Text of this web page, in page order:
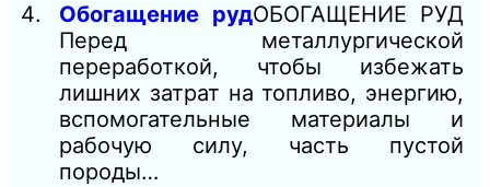
Обогащение рудОБОГАЩЕНИЕ РУД
Перед металлургической
переработкой, чтобы избежать
лишних затрат на топливо, энергию,
вспомогательные материалы и
рабочую силу, часть пустой
породы…